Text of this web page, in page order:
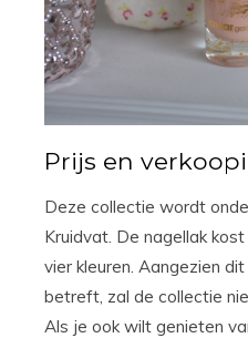
Prijs en
Deze collectie wordt
Kruidvat. De nagellak
vier kleuren. Aangezien
betreft, zal de collectie
Als je ook wilt genieten